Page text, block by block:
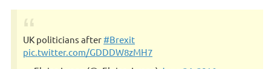
UK politicians after#Brexit
pic.twitter.com/GDDDW8zMH7